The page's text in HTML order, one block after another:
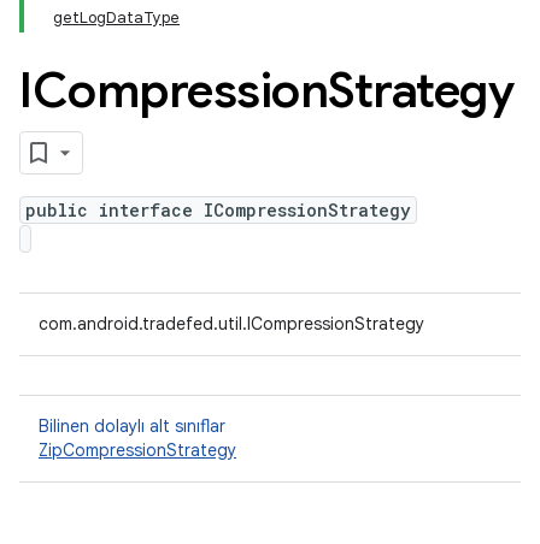
getLogDataType
ICompressionStrategy
public interface ICompressionStrategy
com.android.tradefed.util.ICompressionStrategy
Bilinen dolaylı alt sınıflar
ZipCompressionStrategy